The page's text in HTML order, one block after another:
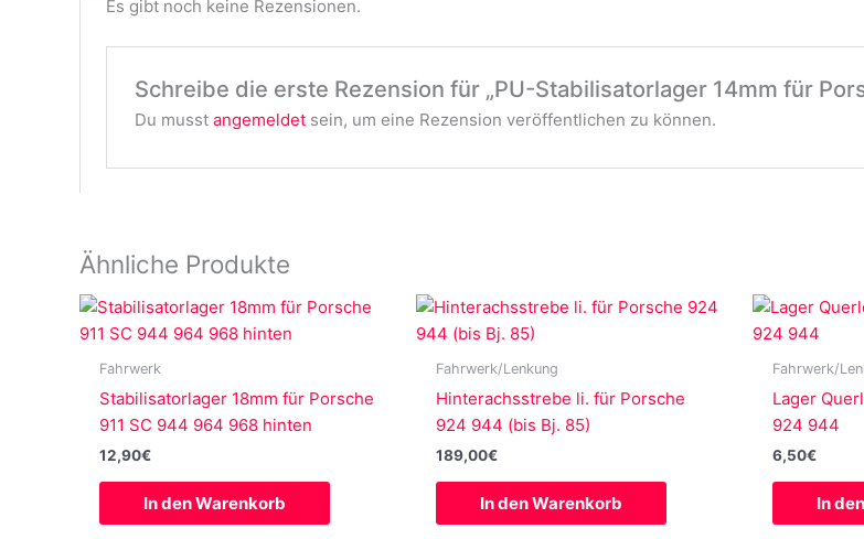
Es gibt noch keine Rezensionen.
Schreibe die erste Rezension für „PU-Stabilisatorlager 14mm für
Du musst angemeldetsein, um eine Rezension veröffentlichen zu können.
Ähnliche Produkte
Fahrwerk
Stabilisatorlager 18mm für Porsche
911 SC 944 964 968 hinten
12,90€
In den Warenkorb
Fahrwerk/Lenkung
Hinterachsstrebe li. für Porsche
924 944 (bis Bj. 85)
189,00€
In den Warenkorb
Fahrwerk/
Lager
924 944
6,50€
In